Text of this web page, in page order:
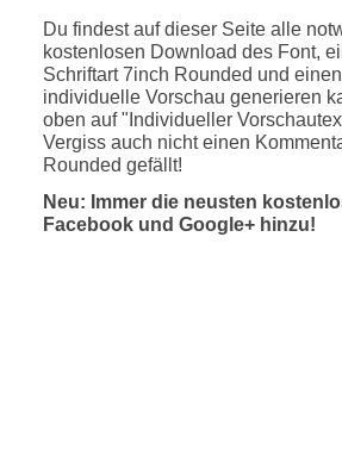
Du findest auf dieser Seite alle
kostenlosen Download des Font,
Schriftart 7inch Rounded und
individuelle Vorschau generieren
oben auf "Individueller
Vergiss auch nicht einen
Rounded gefällt!
Neu: Immer die neusten
Facebook und Google+ hinzu!